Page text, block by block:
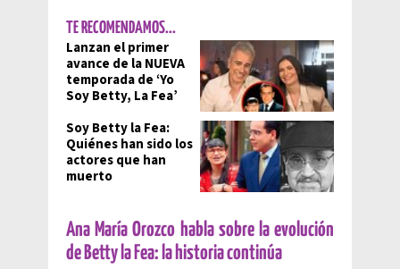
TE RECOMENDAMOS...
Lanzan el primer
avance de la NUEVA
temporada de ‘Yo
Soy Betty, La Fea’
Soy Betty la Fea:
Quiénes han sido los
actores que han
muerto
Ana María Orozco habla sobre la evolución
de Betty la Fea: la historia continúa